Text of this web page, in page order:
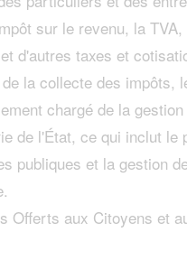
sur le revenu, la
d'autres taxes et
la collecte des impôts,
chargé de la
de l'État, ce qui inclut le
publiques et la gestion
Offerts aux Citoyens et